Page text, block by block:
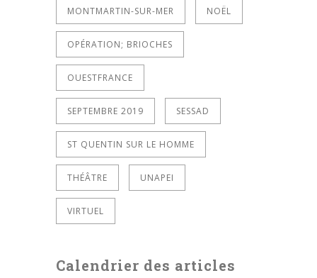
MONTMARTIN-SUR-MER NOËL
OPÉRATION; BRIOCHES
OUESTFRANCE
SEPTEMBRE 2019 SESSAD
ST QUENTIN SUR LE HOMME
THÉÂTRE UNAPEI
VIRTUEL
Calendrier des articles